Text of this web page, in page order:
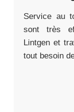
Service au
sont très
Lintgen et
tout besoin